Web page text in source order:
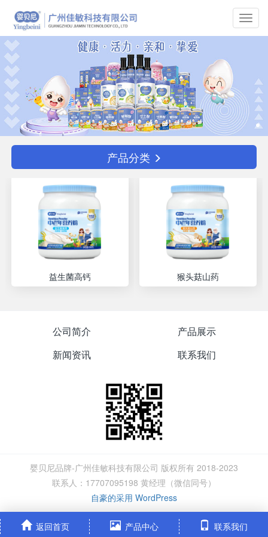
产品分类
益生菌高钙 猴头菇山药
公司简介
产品展示
新闻资讯
联系我们
婴贝尼品牌-广州佳敏科技有限公司 版权所有 2018-2023
联系人：17707095198 黄经理（微信同号）
自豪的采用 WordPress
返回首页 产品中心 联系我们